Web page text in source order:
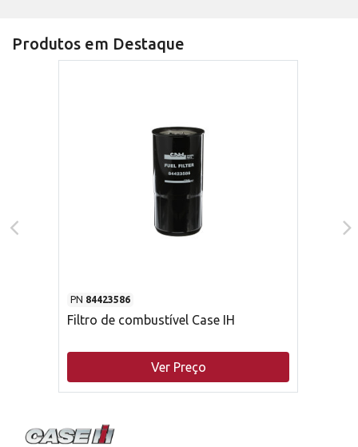
Produtos em Destaque
PN 84423586
Filtro de combustível Case IH
Ver Preço